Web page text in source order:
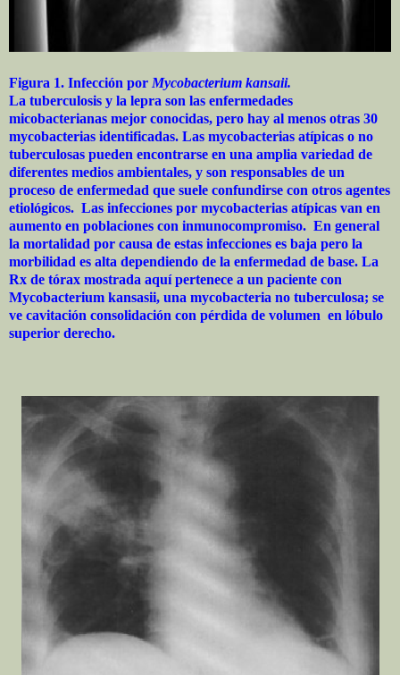
Figura 1. Infección por Mycobacterium kansaii.
La tuberculosis y la lepra son las enfermedades
micobacterianas mejor conocidas, pero hay al menos otras 30
mycobacterias identificadas. Las mycobacterias atípicas o no
tuberculosas pueden encontrarse en una amplia variedad de
diferentes medios ambientales, y son responsables de un
proceso de enfermedad que suele confundirse con otros agentes
etiológicos. Las infecciones por mycobacterias atípicas van en
aumento en poblaciones con inmunocompromiso. En general
la mortalidad por causa de estas infecciones es baja pero la
morbilidad es alta dependiendo de la enfermedad de base. La
Rx de tórax mostrada aquí pertenece a un paciente con
Mycobacterium kansasii, una mycobacteria no tuberculosa; se
ve cavitación consolidación con pérdida de volumen en lóbulo
superior derecho.